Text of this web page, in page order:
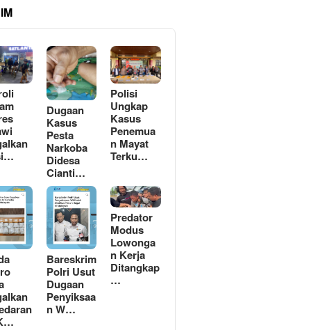
Dugaan
Kasus
Pesta
Narkoba
Didesa
Cianti…
Polisi
Ungkap
Kasus
Penemua
n Mayat
Terku…
Bareskrim
Polri Usut
Dugaan
Penyiksaa
n W…
Predator
Modus
Lowonga
n Kerja
Ditangkap
…